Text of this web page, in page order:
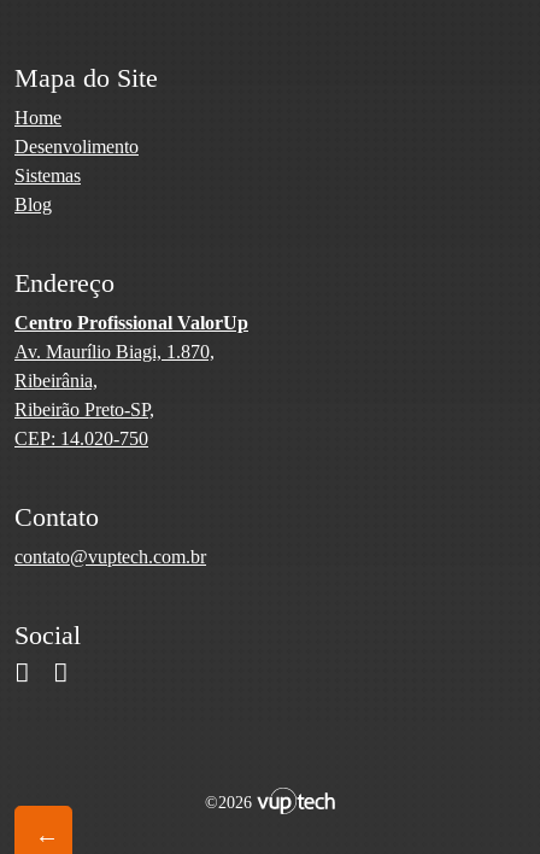
Mapa do Site
Home
Desenvolimento
Sistemas
Blog
Endereço
Centro Profissional ValorUp
Av. Maurílio Biagi, 1.870,
Ribeirânia,
Ribeirão Preto-SP,
Contato
contato@vuptech.com.br
Social
©2026